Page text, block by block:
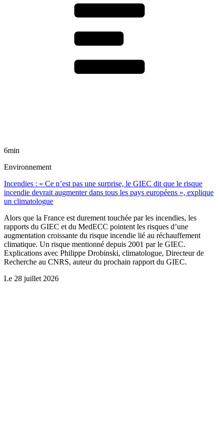
6min
Environnement
Incendies : « Ce n’est pas une surprise, le GIEC dit que le risque
incendie devrait augmenter dans tous les pays européens », explique
un climatologue
Alors que la France est durement touchée par les incendies, les
rapports du GIEC et du MedECC pointent les risques d’une
augmentation croissante du risque incendie lié au réchauffement
climatique. Un risque mentionné depuis 2001 par le GIEC.
Explications avec Philippe Drobinski, climatologue, Directeur de
Recherche au CNRS, auteur du prochain rapport du GIEC.
Le 28 juillet 2026